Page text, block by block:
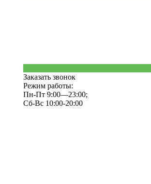
Заказать звонок
Режим работы:
Пн-Пт 9:00—23:00;
Сб-Вс 10:00-20:00